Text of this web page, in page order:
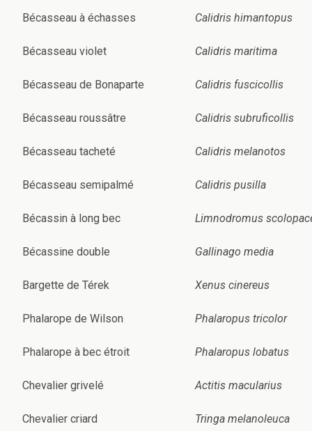
Bécasseau à échasses Calidris himantopus
Bécasseau violet Calidris maritima
Bécasseau de Bonaparte Calidris fuscicollis
Bécasseau roussâtre Calidris subruficollis
Bécasseau tacheté Calidris melanotos
Bécasseau semipalmé Calidris pusilla
Bécassin à long bec Limnodromus
Bécassine double Gallinago media
Bargette de Térek Xenus cinereus
Phalarope de Wilson Phalaropus tricolor
Phalarope à bec étroit Phalaropus lobatus
Chevalier grivelé Actitis macularius
Chevalier criard Tringa melanoleuca